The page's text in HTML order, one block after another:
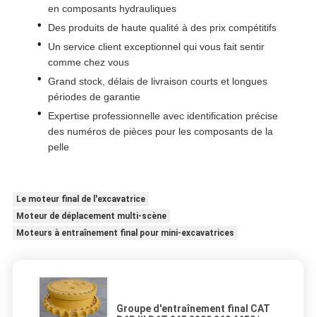
en composants hydrauliques
Des produits de haute qualité à des prix compétitifs
Un service client exceptionnel qui vous fait sentir
comme chez vous
Grand stock, délais de livraison courts et longues
périodes de garantie
Expertise professionnelle avec identification précise
des numéros de pièces pour les composants de la
pelle
Le moteur final de l'excavatrice
Moteur de déplacement multi-scène
Moteurs à entraînement final pour mini-excavatrices
Groupe d'entraînement final CAT